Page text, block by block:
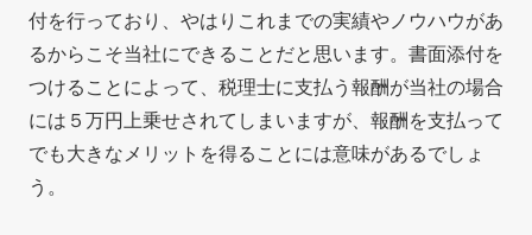
付を行っており、やはりこれまでの実績やノウハウがあ
るからこそ当社にできることだと思います。書面添付を
つけることによって、税理士に支払う報酬が当社の場合
には５万円上乗せされてしまいますが、報酬を支払って
でも大きなメリットを得ることには意味があるでしょ
う。